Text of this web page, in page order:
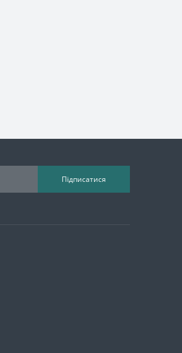
Підписатися